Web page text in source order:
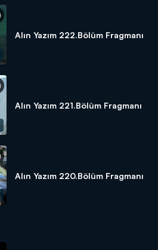
Alın Yazım 222.Bölüm Fragmanı
Alın Yazım 221.Bölüm Fragmanı
Alın Yazım 220.Bölüm Fragmanı